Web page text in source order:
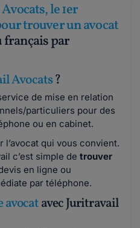
le 1er
trouver un avocat
français par
Avocats?
de mise en relation
particuliers pour des
ou en cabinet.
l’avocat qui vous convient.
c’est simple de trouver
en ligne ou
par téléphone.
avocatavec Juritravail